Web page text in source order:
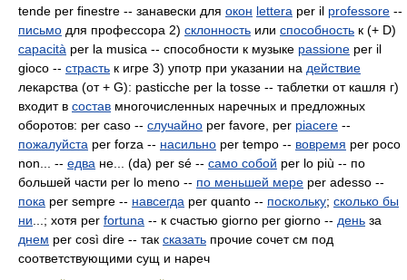
tende per finestre -- занавески для окон lettera per il professore --
письмо для профессора 2) склонность или способность к (+ D)
capacità per la musica -- способности к музыке passione per il
gioco -- страсть к игре 3) употр при указании на действие
лекарства (от + G): pasticche per la tosse -- таблетки от кашля г)
входит в состав многочисленных наречных и предложных
оборотов: per caso -- случайно per favore, per piacere --
пожалуйста per forza -- насильно per tempo -- вовремя per poco
non... -- едва не... (da) per sé -- само собой per lo più -- по
большей части per lo meno -- по меньшей мере per adesso --
пока per sempre -- навсегда per quanto -- поскольку; сколько бы
ни ...; хотя per fortuna -- к счастью giorno per giorno -- день за
днем per così dire -- так сказать прочие сочет см под
соответствующими сущ и нареч